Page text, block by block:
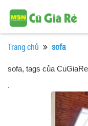
Trang chủ sofa
sofa, tags của
.